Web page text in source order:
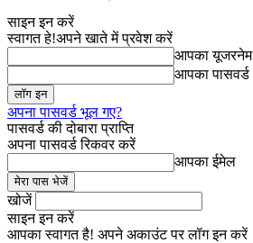
साइन इन करें
स्वागत हे!अपने खाते में प्रवेश करें
आपका यूजरनेम
आपका पासवर्ड
अपना पासवर्ड भूल गए?
पासवर्ड की दोबारा प्राप्ति
अपना पासवर्ड रिकवर करें
आपका ईमेल
खोजें
साइन इन करें
आपका स्वागत है! अपने अकाउंट पर लॉग इन करें